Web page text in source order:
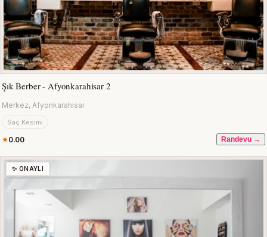
Şık Berber - Afyonkarahisar 2
Merkez, Afyonkarahisar
Saç Kesimi
0.00 Randevu →
✨ ONAYLI